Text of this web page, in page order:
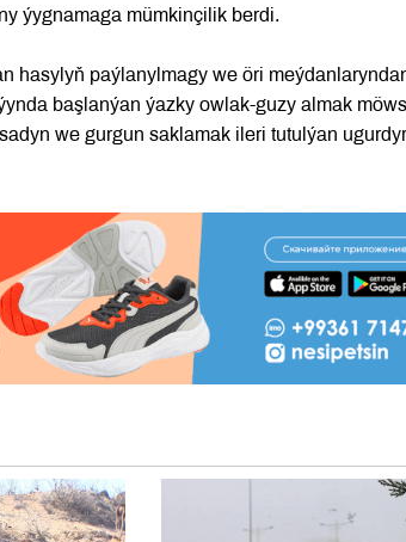
ýygnamaga mümkinçilik berdi.
hasylyň paýlanylmagy we öri
başlanýan ýazky owlak-guzy almak
we gurgun saklamak ileri tutulýan